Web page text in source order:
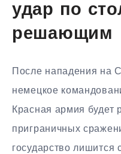
удар по
решающим
После нападения на
немецкое
Красная армия будет
приграничных
государство лишится